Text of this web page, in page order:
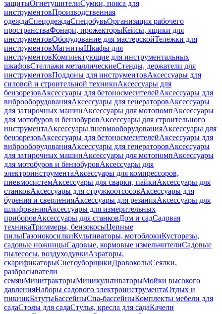
защитыОгнетушителиСумки, пояса для
инструментовПроизводственная
одеждаСпецодеждаСпецобувьОрганизация рабочего
пространстваФонари, прожекторыКейсы, ящики для
инструментовОборудование для мастерскойТележки для
инструментовМагнитыШкафы для
инструментовКомплектующие для инструментальных
шкафовСтеллажи металлическиеСтенды, держатели для
инструментовПоддоны для инструментовАксессуары для
силовой и строительной техникиАксессуары для
бензорезовАксессуары для бетоносмесителейАксессуары для
виброоборудованияАксессуары для генераторовАксессуары
для затирочных машинАксессуары для мотопомпАксессуары
для мотобуров и бензобуровАксессуары для строительного
инструментаАксессуары пневмооборудованияАксессуары для
бензорезовАксессуары для бетоносмесителейАксессуары для
виброоборудованияАксессуары для генераторовАксессуары
для затирочных машинАксессуары для мотопомпАксессуары
для мотобуров и бензобуровАксессуары для
электроинструментаАксессуары для компрессоров,
пневмосистемАксессуары для сварки, пайкиАксессуары для
станковАксессуары для стружкоотсосовАксессуары для
бурения и сверленияАксессуары для резанияАксессуары для
шлифованияАксессуары для измерительных
приборовАксессуары для станковДом и садСадовая
техникаТриммеры, бензокосыЦепные
пилыГазонокосилкиКультиваторы, мотоблокиКусторезы,
садовые ножницыСадовые, кормовые измельчителиСадовые
пылесосы, воздуходувкиАэраторы,
скарификаторыСнегоуборщикиДровоколыСеялки,
разбрасыватели
семянМинитракторыМиникультиваторыМойки высокого
давленияНаборы садового электроинструментаОтдых и
пикникБатутыБассейныСпа-бассейныКомплекты мебели для
садаСтолы для садаСтулья, кресла для садаКачели